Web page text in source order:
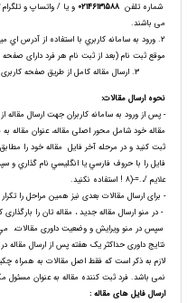
شماره تلفن 02146131588 و يا / واتساپ و تلگرام
می باشند.
2. ورود به سامانه كاربري با استفاده از آدرس
موقع ثبت نام (بعد از ثبت نام هر فرد دارای
ارسال مقاله كامل از طریق صفحه
نحوهارسال مقالات:
- پس از ورود به سامانه کاربران جهت ارسال مقاله
مقاله خود شامل محور اصلی مقاله، عنوان مقاله
ثبت کنید و در مرحله آخر فایل مقاله خود را مطابق
فايل را با حروف فارسي يا انگليسي نام گذاري و
علايم /،.=-(8 ! استفاده نكنيد.
- برای ارسال مقالات بعدی نیز همین مراحل را
- در منو ارسال مقاله جدید ، مقاله تان را بارگذاری
سپس در منو ویرایش و وضعيت داوری مقالات، مي
نتایج داوری حداکثر یک هفته پس از ارسال
لازم به ذکر است که فقط اصل مقالات به همراه
نمی باشد. فرد ثبت کننده مقاله به عنوان
ارسال فایل های مقاله :